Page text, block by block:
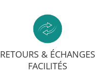
RETOURS & ÉCHANGES
FACILITÉS